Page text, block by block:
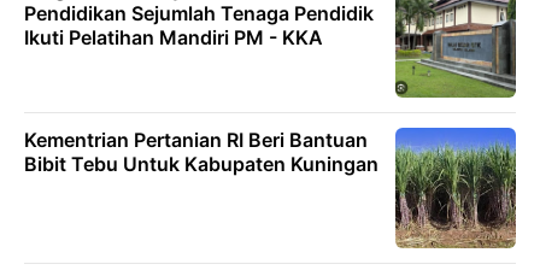
Pendidikan Sejumlah Tenaga Pendidik
Ikuti Pelatihan Mandiri PM - KKA
Kementrian Pertanian RI Beri Bantuan
Bibit Tebu Untuk Kabupaten Kuningan